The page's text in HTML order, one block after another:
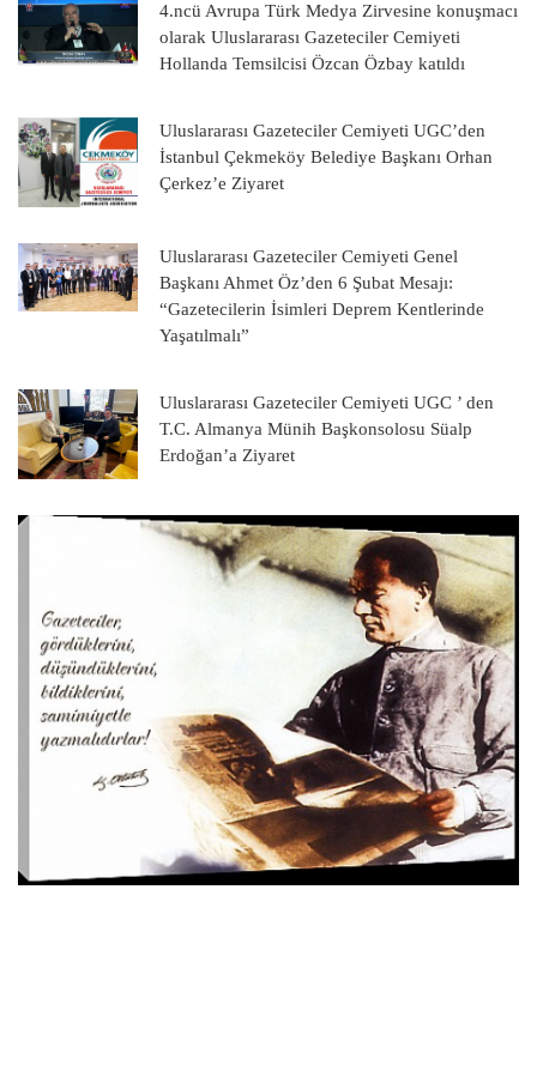
4.ncü Avrupa Türk Medya Zirvesine konuşmacı
olarak Uluslararası Gazeteciler Cemiyeti
Hollanda Temsilcisi Özcan Özbay katıldı
Uluslararası Gazeteciler Cemiyeti UGC’den
İstanbul Çekmeköy Belediye Başkanı Orhan
Çerkez’e Ziyaret
Uluslararası Gazeteciler Cemiyeti Genel
Başkanı Ahmet Öz’den 6 Şubat Mesajı:
“Gazetecilerin İsimleri Deprem Kentlerinde
Yaşatılmalı”
Uluslararası Gazeteciler Cemiyeti UGC ’ den
T.C. Almanya Münih Başkonsolosu Süalp
Erdoğan’a Ziyaret